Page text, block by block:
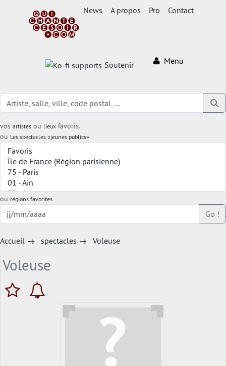
News A propos Pro Contact
Soutenir Menu
vos artistes ou lieux favoris.
ou Les spectacles «jeunes publics»
ou régions favorites
Go !
Accueil → spectacles → Voleuse
Voleuse